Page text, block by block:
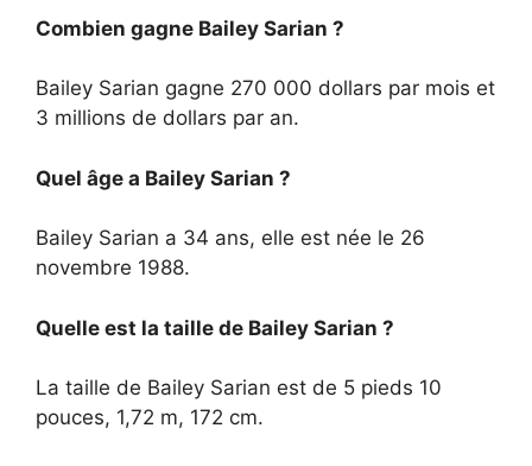
Combien gagne Bailey Sarian ?
Bailey Sarian gagne 270 000 dollars par mois et
3 millions de dollars par an.
Quel âge a Bailey Sarian ?
Bailey Sarian a 34 ans, elle est née le 26
novembre 1988.
Quelle est la taille de Bailey Sarian ?
La taille de Bailey Sarian est de 5 pieds 10
pouces, 1,72 m, 172 cm.